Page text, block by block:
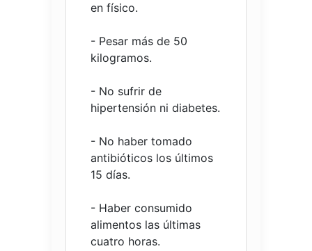
en físico.
- Pesar más de 50
kilogramos.
- No sufrir de
hipertensión ni diabetes.
- No haber tomado
antibióticos los últimos
15 días.
- Haber consumido
alimentos las últimas
cuatro horas.